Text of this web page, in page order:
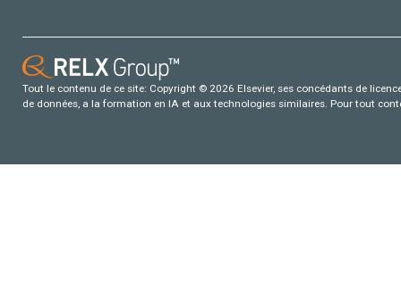
Tout le contenu de ce site: Copyright © 2026 Elsevier, ses concédants de
de données, a la formation en IA et aux technologies similaires. Pour tout